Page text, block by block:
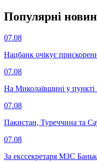
Популярнi
07.08
Нацбанк очікує
07.08
На Миколаївщині у пункті
07.08
Пакистан, Туреччина та
07.08
За екссекретаря МЗС